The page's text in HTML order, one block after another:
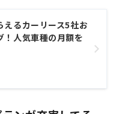
えるカーリース5社お
！人気車種の月額を